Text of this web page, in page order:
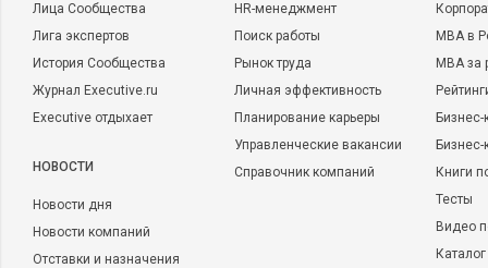
Лица Сообщества
Лига экспертов
История Сообщества
Журнал Executive.ru
Executive отдыхает
НОВОСТИ
Новости дня
Новости компаний
Отставки и назначения
HR-менеджмент
Поиск работы
Рынок труда
Личная эффективность
Планирование карьеры
Управленческие вакансии
Справочник компаний
MBA в
MBA
Бизнес-
Книги
Тесты
Видео